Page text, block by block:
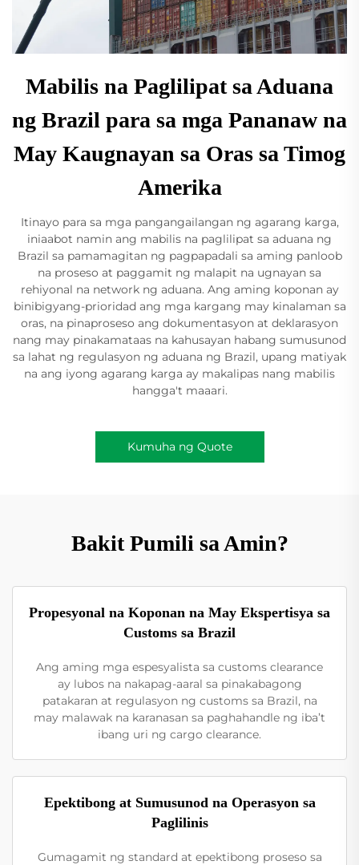
Mabilis na Paglilipat sa Aduana
ng Brazil para sa mga Pananaw na
May Kaugnayan sa Oras sa Timog
Amerika
Itinayo para sa mga pangangailangan ng agarang karga,
iniaabot namin ang mabilis na paglilipat sa aduana ng
Brazil sa pamamagitan ng pagpapadali sa aming panloob
na proseso at paggamit ng malapit na ugnayan sa
rehiyonal na network ng aduana. Ang aming koponan ay
binibigyang-prioridad ang mga kargang may kinalaman sa
oras, na pinaproseso ang dokumentasyon at deklarasyon
nang may pinakamataas na kahusayan habang sumusunod
sa lahat ng regulasyon ng aduana ng Brazil, upang matiyak
na ang iyong agarang karga ay makalipas nang mabilis
hangga't maaari.
Kumuha ng Quote
Bakit Pumili sa Amin?
Propesyonal na Koponan na May Ekspertisya sa
Customs sa Brazil
Ang aming mga espesyalista sa customs clearance
ay lubos na nakapag-aaral sa pinakabagong
patakaran at regulasyon ng customs sa Brazil, na
may malawak na karanasan sa paghahandle ng iba’t
ibang uri ng cargo clearance.
Epektibong at Sumusunod na Operasyon sa
Paglilinis
Gumagamit ng standard at epektibong proseso sa